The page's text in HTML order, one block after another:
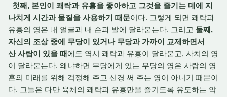
첫째, 본인이 쾌락과 유흥을 좋아하고 그것을 즐기는 데에 지
나치게 시간과 물질을 사용하기 때문이다. 그렇게 되면 쾌락과
유흥의 영은 내 얼굴과 내 손과 발에 달라붙는다. 그리고 둘째,
자신의 조상 중에 무당이 있거나 무당과 가까이 교제하면서
산 사람이 있을 때에도 역시 쾌락과 유흥이 달라붙고, 사치의 영
이 달라붙는다. 왜냐하면 무당에게 있는 무당의 영은 사람의 영
혼의 미래를 위해 걱정해 주고 신경 써 주는 영이 아니기 때문이
다. 그들은 다만 육체의 쾌락과 유흥만을 즐기도록 유도하는 악